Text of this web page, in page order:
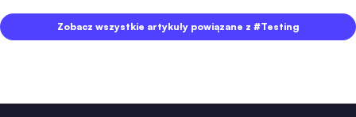
Zobacz wszystkie artykuły powiązane z #Testing